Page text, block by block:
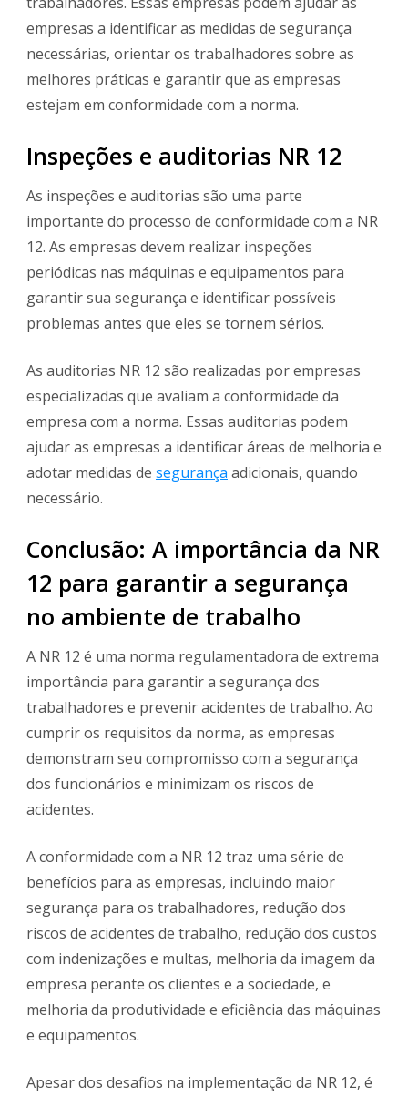
empresas a identificar as medidas de segurança
necessárias, orientar os trabalhadores sobre as
melhores práticas e garantir que as empresas
estejam em conformidade com a norma.
Inspeções e auditorias NR 12
As inspeções e auditorias são uma parte
importante do processo de conformidade com a NR
12. As empresas devem realizar inspeções
periódicas nas máquinas e equipamentos para
garantir sua segurança e identificar possíveis
problemas antes que eles se tornem sérios.
As auditorias NR 12 são realizadas por empresas
especializadas que avaliam a conformidade da
empresa com a norma. Essas auditorias podem
ajudar as empresas a identificar áreas de melhoria e
adotar medidas de segurança adicionais, quando
necessário.
Conclusão: A importância da NR
12 para garantir a segurança
no ambiente de trabalho
A NR 12 é uma norma regulamentadora de extrema
importância para garantir a segurança dos
trabalhadores e prevenir acidentes de trabalho. Ao
cumprir os requisitos da norma, as empresas
demonstram seu compromisso com a segurança
dos funcionários e minimizam os riscos de
acidentes.
A conformidade com a NR 12 traz uma série de
benefícios para as empresas, incluindo maior
segurança para os trabalhadores, redução dos
riscos de acidentes de trabalho, redução dos custos
com indenizações e multas, melhoria da imagem da
empresa perante os clientes e a sociedade, e
melhoria da produtividade e eficiência das máquinas
e equipamentos.
Apesar dos desafios na implementação da NR 12, é